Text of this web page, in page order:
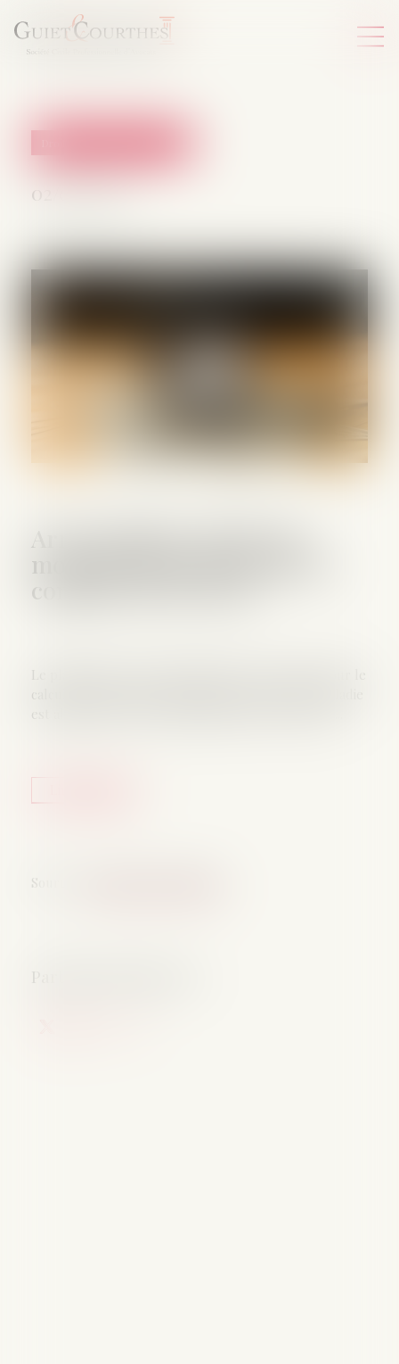
Arrêt maladie : baisse du
montant maximal des IJSS à
compter du 1er avril
02/04/2025
Source :
Le plafond de revenus d'activité pris en compte pour le
calcul des indemnités journalières d’assurance maladie
est abaissé de 1,8 à 1,4 fois le Smic au 1er avril 2025...